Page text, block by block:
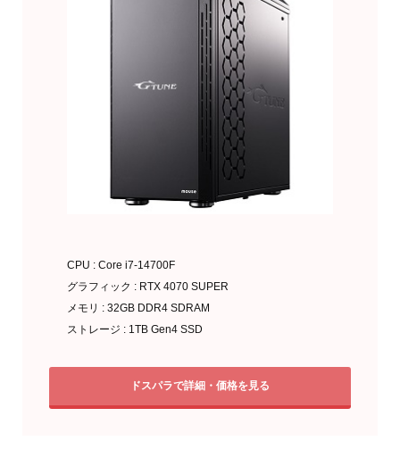
CPU : Core i7-14700F
グラフィック : RTX 4070 SUPER
メモリ : 32GB DDR4 SDRAM
ストレージ : 1TB Gen4 SSD
ドスパラで詳細・価格を見る